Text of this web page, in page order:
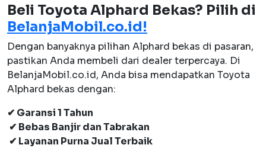
Beli Toyota Alphard Bekas? Pilih di
BelanjaMobil.co.id!
Dengan banyaknya pilihan Alphard bekas di pasaran,
pastikan Anda membeli dari dealer terpercaya. Di
BelanjaMobil.co.id, Anda bisa mendapatkan Toyota
Alphard bekas dengan:
✔ Garansi 1 Tahun
✔ Bebas Banjir dan Tabrakan
✔ Layanan Purna Jual Terbaik